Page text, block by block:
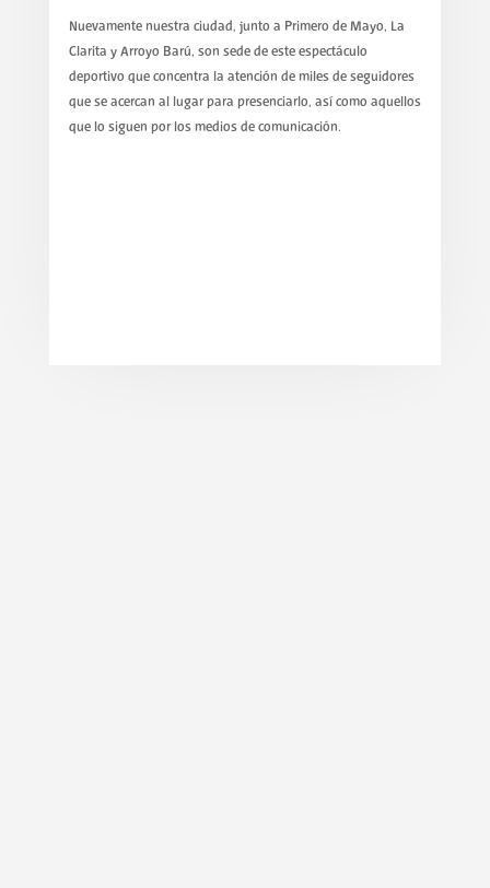
Nuevamente nuestra ciudad, junto a Primero de Mayo, La
Clarita y Arroyo Barú, son sede de este espectáculo
deportivo que concentra la atención de miles de seguidores
que se acercan al lugar para presenciarlo, así como aquellos
que lo siguen por los medios de comunicación.